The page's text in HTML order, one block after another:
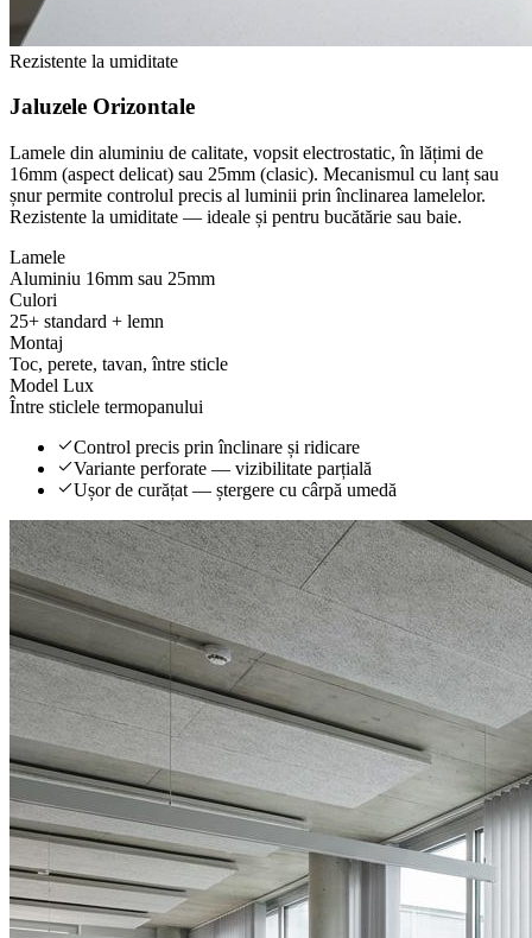
Rezistente la umiditate
Jaluzele Orizontale
Lamele din aluminiu de calitate, vopsit electrostatic, în lățimi de
16mm (aspect delicat) sau 25mm (clasic). Mecanismul cu lanț sau
șnur permite controlul precis al luminii prin înclinarea lamelelor.
Rezistente la umiditate — ideale și pentru bucătărie sau baie.
Lamele
Aluminiu 16mm sau 25mm
Culori
25+ standard + lemn
Montaj
Toc, perete, tavan, între sticle
Model Lux
Între sticlele termopanului
Control precis prin înclinare și ridicare
Variante perforate — vizibilitate parțială
Ușor de curățat — ștergere cu cârpă umedă